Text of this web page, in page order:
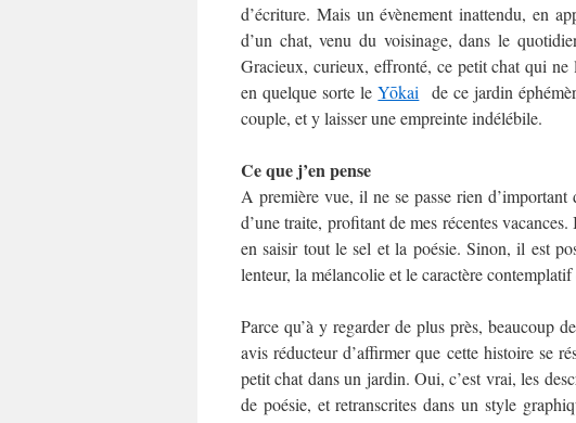
d’écriture. Mais un évènement inattendu, en
d’un chat, venu du voisinage, dans le
Gracieux, curieux, effronté, ce petit chat qui ne
en quelque sorte leYōkai de ce jardin
couple, et y laisser une empreinte indélébile.
Ce que j’en pense
A première vue, il ne se passe rien
d’une traite, profitant de mes récentes
en saisir tout le sel et la poésie. Sinon, il est
lenteur, la mélancolie et le caractère contemplatif
Parce qu’à y regarder de plus près, beaucoup
avis réducteur d’affirmer que cette histoire se
petit chat dans un jardin. Oui, c’est vrai, les
de poésie, et retranscrites dans un style